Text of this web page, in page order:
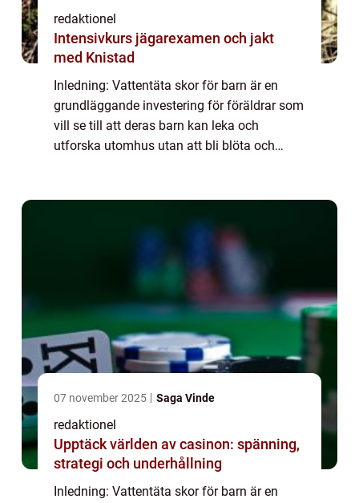
redaktionel
Intensivkurs jägarexamen och jakt
med Knistad
Inledning: Vattentäta skor för barn är en
grundläggande investering för föräldrar som
vill se till att deras barn kan leka och
utforska utomhus utan att bli blöta och
07 november 2025 Saga Vinde
redaktionel
Upptäck världen av casinon: spänning,
strategi och underhållning
Inledning: Vattentäta skor för barn är en